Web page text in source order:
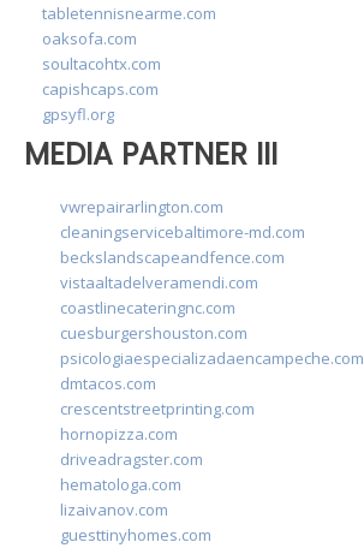
tabletennisnearme.com
oaksofa.com
soultacohtx.com
capishcaps.com
gpsyfl.org
MEDIA PARTNER III
vwrepairarlington.com
cleaningservicebaltimore-md.com
beckslandscapeandfence.com
vistaaltadelveramendi.com
coastlinecateringnc.com
cuesburgershouston.com
psicologiaespecializadaencampeche.com
dmtacos.com
crescentstreetprinting.com
hornopizza.com
driveadragster.com
hematologa.com
lizaivanov.com
guesttinyhomes.com